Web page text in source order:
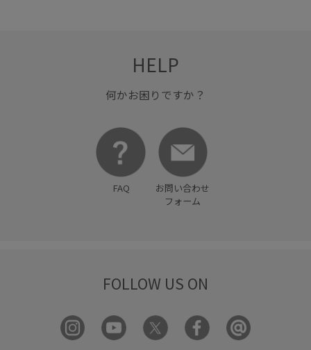
HELP
何かお困りですか？
FAQ
お問い合わせ
フォーム
FOLLOW US ON